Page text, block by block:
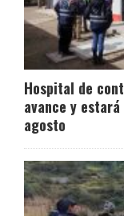
Hospital de
avance y
agosto